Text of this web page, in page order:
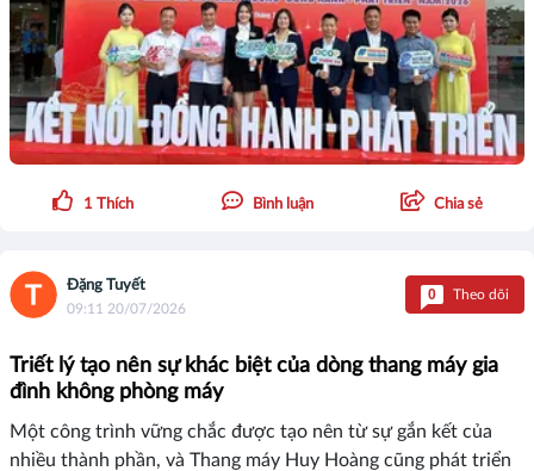
1 Thích Bình luận Chia sẻ
Đặng Tuyết
09:11 20/07/2026
0 Theo dõi
Triết lý tạo nên sự khác biệt của dòng thang máy gia
đình không phòng máy
Một công trình vững chắc được tạo nên từ sự gắn kết của
nhiều thành phần, và Thang máy Huy Hoàng cũng phát triển